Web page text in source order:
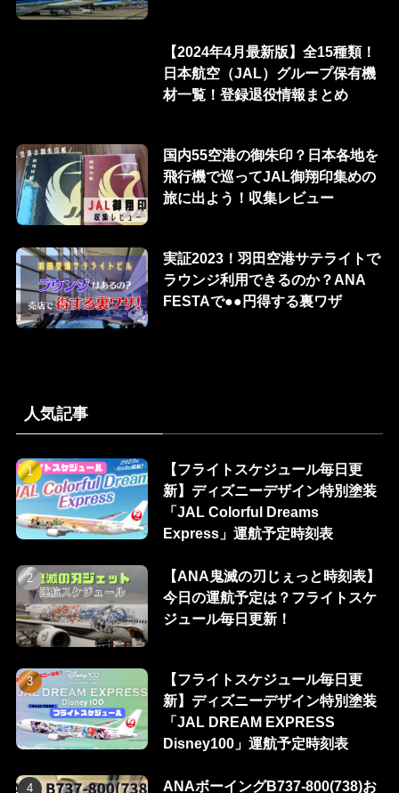
【2024年4月最新版】全15種類！
日本航空（JAL）グループ保有機
材一覧！登録退役情報まとめ
国内55空港の御朱印？日本各地を
飛行機で巡ってJAL御翔印集めの
旅に出よう！収集レビュー
実証2023！羽田空港サテライトで
ラウンジ利用できるのか？ANA
FESTAで●●円得する裏ワザ
人気記事
【フライトスケジュール毎日更
新】ディズニーデザイン特別塗装
「JAL Colorful Dreams
Express」運航予定時刻表
【ANA鬼滅の刃じぇっと時刻表】
今日の運航予定は？フライトスケ
ジュール毎日更新！
【フライトスケジュール毎日更
新】ディズニーデザイン特別塗装
「JAL DREAM EXPRESS
Disney100」運航予定時刻表
ANAボーイングB737-800(738)お